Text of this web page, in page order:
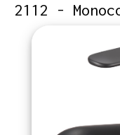
2112 -